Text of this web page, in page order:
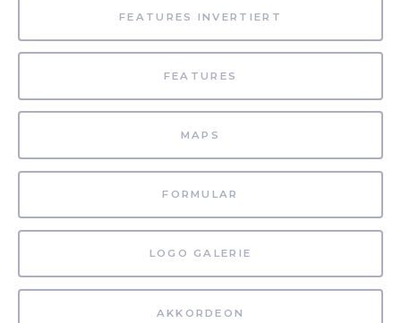
FEATURES INVERTIERT
FEATURES
MAPS
FORMULAR
LOGO GALERIE
AKKORDEON